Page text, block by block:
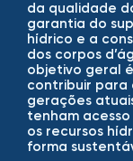
da qualidade
garantia do
hídrico e a
dos corpos
objetivo geral é
contribuir para
gerações
tenham
os recursos
forma